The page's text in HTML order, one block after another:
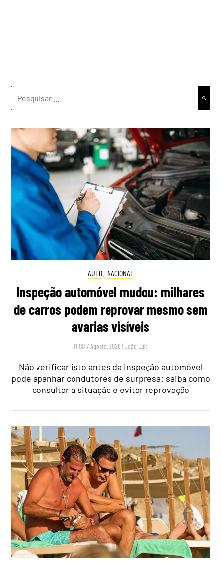
AUTO, NACIONAL
Inspeção automóvel mudou: milhares
de carros podem reprovar mesmo sem
avarias visíveis
11:00 7 Agosto, 2026 |João Luís
Não verificar isto antes da inspeção automóvel
pode apanhar condutores de surpresa: saiba como
consultar a situação e evitar reprovação